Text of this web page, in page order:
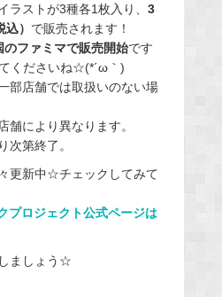
ラストが3種各1枚入り、 3
） で販売されます！
ファミマで販売開始です
くださいね☆(*´ω｀)
部店舗では取扱いのない場
により異なります。
次第終了。
更新中☆チェックしてみて
プロジェクト公式ページは
ましょう☆